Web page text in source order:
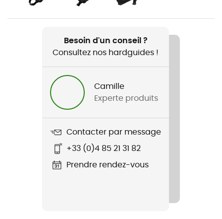
Poids
Nom du produit
Savant MTB Glove
Imperméabilité
Protection thermique
Besoin d'un conseil ?
Consultez nos hardguides !
Camille
Experte produits
Contacter par message
+33 (0)4 85 21 31 82
Prendre rendez-vous